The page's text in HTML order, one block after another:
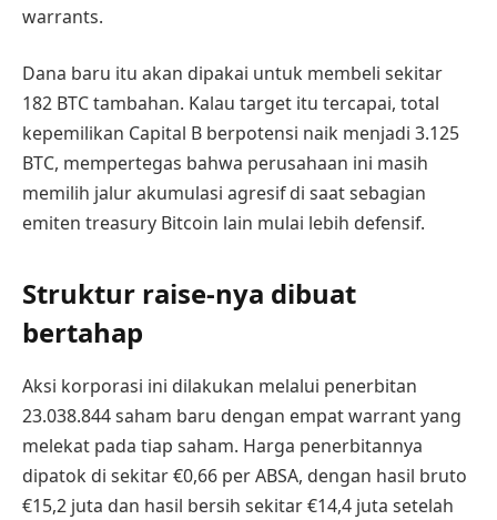
warrants.
Dana baru itu akan dipakai untuk membeli sekitar
182 BTC tambahan. Kalau target itu tercapai, total
kepemilikan Capital B berpotensi naik menjadi 3.125
BTC, mempertegas bahwa perusahaan ini masih
memilih jalur akumulasi agresif di saat sebagian
emiten treasury Bitcoin lain mulai lebih defensif.
Struktur raise-nya dibuat
bertahap
Aksi korporasi ini dilakukan melalui penerbitan
23.038.844 saham baru dengan empat warrant yang
melekat pada tiap saham. Harga penerbitannya
dipatok di sekitar €0,66 per ABSA, dengan hasil bruto
€15,2 juta dan hasil bersih sekitar €14,4 juta setelah